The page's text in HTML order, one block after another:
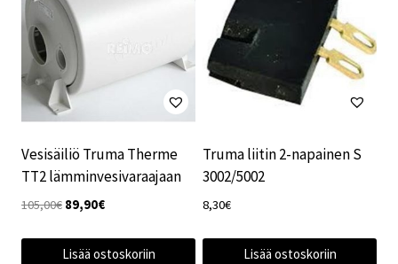
Vesisäiliö Truma Therme
TT2 lämminvesivaraajaan
105,00€ Alkuperäinen
89,90€Nykyinen
Lisää ostoskoriin
Truma liitin 2-napainen S
3002/5002
8,30€
Lisää ostoskoriin